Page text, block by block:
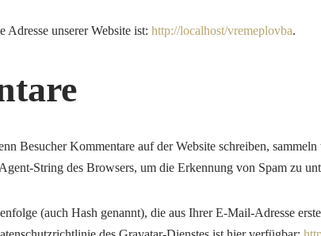
Adresse unserer Website ist: http://localhost/vremeplovba.
Besucher Kommentare auf der Website schreiben,
String des Browsers, um die Erkennung von Spam zu
(auch Hash genannt), die aus Ihrer E-Mail-Adresse